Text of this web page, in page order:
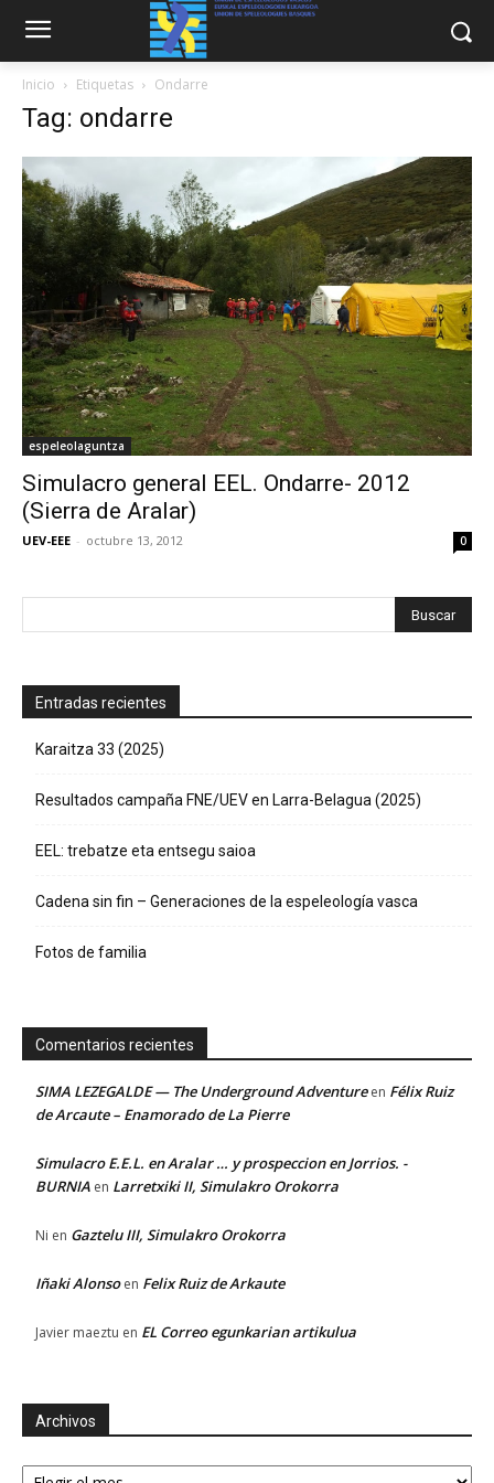
Inicio Etiquetas Ondarre
Tag: ondarre
espeleolaguntza
Simulacro general EEL. Ondarre- 2012
(Sierra de Aralar)
UEV-EEE - octubre 13, 2012 0
Entradas recientes
Karaitza 33 (2025)
Resultados campaña FNE/UEV en Larra-Belagua (2025)
EEL: trebatze eta entsegu saioa
Cadena sin fin – Generaciones de la espeleología vasca
Fotos de familia
Comentarios recientes
SIMA LEZEGALDE — The Underground Adventureen Félix Ruiz
de Arcaute – Enamorado de La Pierre
Simulacro E.E.L. en Aralar … y prospeccion en Jorrios. -
BURNIA en Larretxiki II, Simulakro Orokorra
Ni en Gaztelu III, Simulakro Orokorra
Iñaki Alonsoen Felix Ruiz de Arkaute
Javier maeztu en EL Correo egunkarian artikulua
Archivos
Archivos